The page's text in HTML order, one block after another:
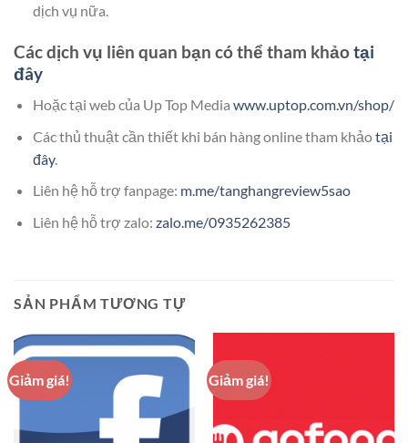
dịch vụ nữa.
Các dịch vụ liên quan bạn có thể tham khảotại
đây
Hoặc tại web của Up Top Media www.uptop.com.vn/shop/
Các thủ thuật cần thiết khi bán hàng online tham khảotại
đây.
Liên hệ hỗ trợ fanpage: m.me/tanghangreview5sao
Liên hệ hỗ trợ zalo: zalo.me/0935262385
SẢN PHẨM TƯƠNG TỰ
Giảm giá! Giảm giá!